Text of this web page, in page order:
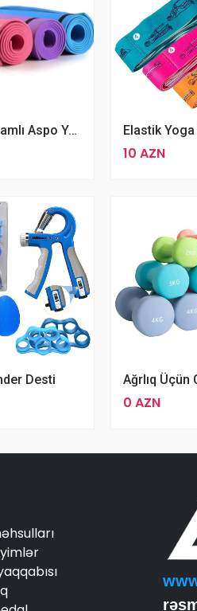
Nəmə Davamlı Aspo Yoga Mat 0.8 Sm Qalınlıqda Yoga Fitness Matı
10 AZN
Desti
0 AZN